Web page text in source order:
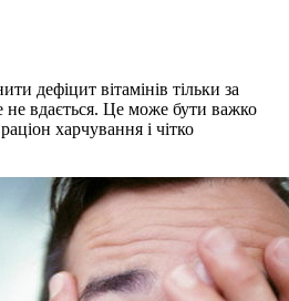
дефіцит вітамінів тільки за
не вдається. Це може бути важко
харчування і чітко